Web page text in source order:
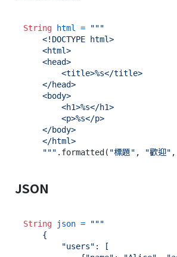
String html =
"""
    """
.formatted( "標題" , "歡迎" ,
JSON
String json =
"""